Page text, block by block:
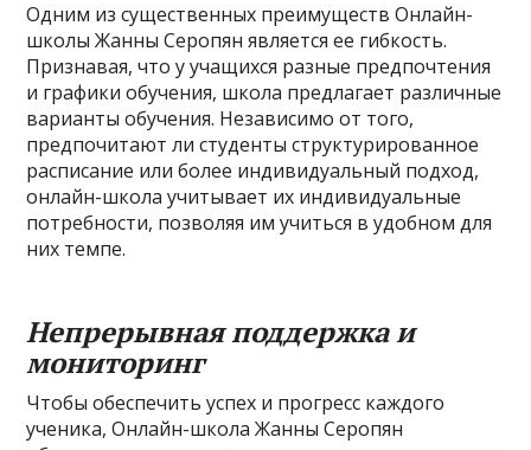
Одним из существенных преимуществ Онлайн-
школы Жанны Серопян является ее гибкость.
Признавая, что у учащихся разные предпочтения
и графики обучения, школа предлагает различные
варианты обучения. Независимо от того,
предпочитают ли студенты структурированное
расписание или более индивидуальный подход,
онлайн-школа учитывает их индивидуальные
потребности, позволяя им учиться в удобном для
них темпе.
Непрерывная поддержка и
мониторинг
Чтобы обеспечить успех и прогресс каждого
ученика, Онлайн-школа Жанны Серопян